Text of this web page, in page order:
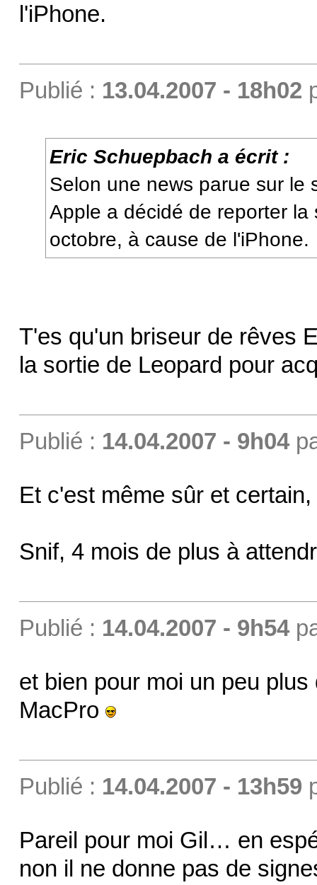
l'iPhone.
Publié : 13.04.2007 - 18h02
Eric Schuepbach a écrit :
Selon une news parue sur le
Apple a décidé de reporter
octobre, à cause de l'iPhone.
T'es qu'un briseur de rêves
la sortie de Leopard pour
Publié : 14.04.2007 - 9h04
Et c'est même sûr et
Snif, 4 mois de plus à
Publié : 14.04.2007 - 9h54
et bien pour moi un peu
MacPro
Publié : 14.04.2007 - 13h59
Pareil pour moi Gil… en
non il ne donne pas de